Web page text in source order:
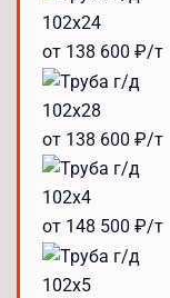
102x24
от 138 600 ₽/т
102x28
от 138 600 ₽/т
102x4
от 148 500 ₽/т
102x5